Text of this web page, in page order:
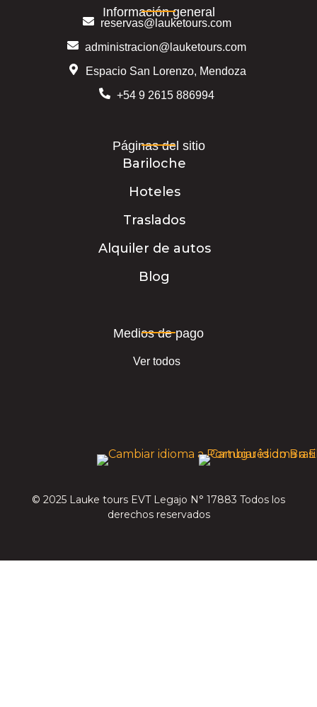
Información general
reservas@lauketours.com
administracion@lauketours.com
Espacio San Lorenzo, Mendoza
+54 9 2615 886994
Páginas del sitio
Bariloche
Hoteles
Traslados
Alquiler de autos
Blog
Medios de pago
Ver todos
© 2025 Lauke tours EVT Legajo N° 17883 Todos los
derechos reservados